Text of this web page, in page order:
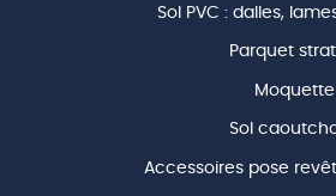
Sol PVC : dalles,
Parquet
Moquette
Sol
Accessoires pose